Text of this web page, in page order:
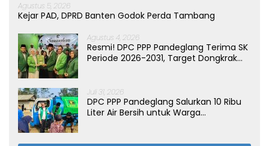
Agustus 5, 2026
Kejar PAD, DPRD Banten Godok Perda Tambang
Agustus 4, 2026
Resmi! DPC PPP Pandeglang Terima SK
Periode 2026-2031, Target Dongkrak
Juli 31, 2026
DPC PPP Pandeglang Salurkan 10 Ribu
Liter Air Bersih untuk Warga